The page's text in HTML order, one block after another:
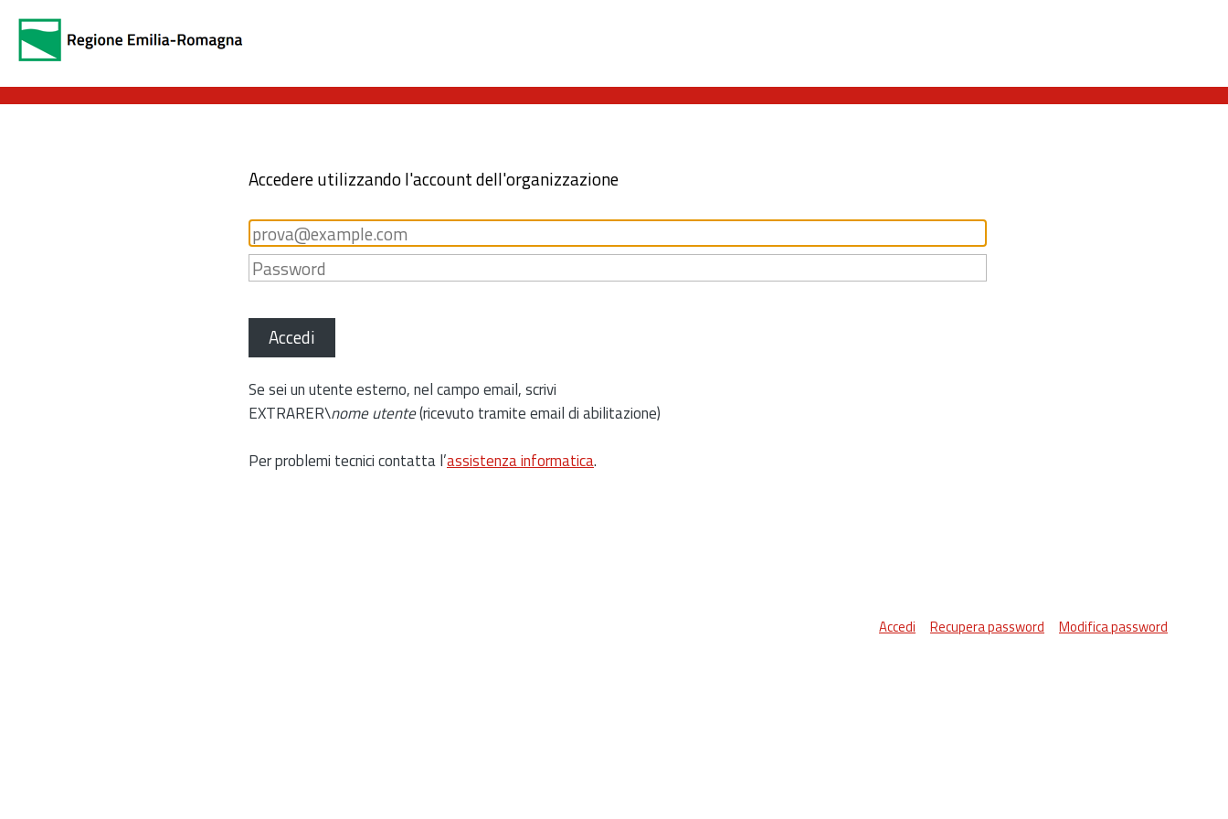
Accedere utilizzando l'account dell'organizzazione
Accedi
Se sei un utente esterno, nel campo email, scrivi
EXTRARER\nome utente(ricevuto tramite email di abilitazione)
Per problemi tecnici contatta l’assistenza informatica.
Accedi Recupera password Modifica password